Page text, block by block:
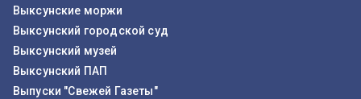
Выксунские моржи
Выксунский городской суд
Выксунский музей
Выксунский ПАП
Выпуски "Свежей Газеты"